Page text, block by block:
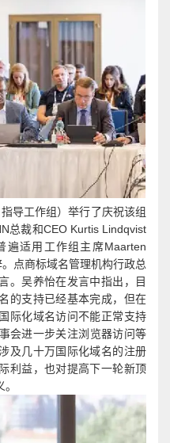
导工作组）举行了庆祝该组
总裁和CEO Kurtis Lindqvist
遍适用工作组主席Maarten
点商标域名管理机构行政总
。吴养怡在发言中指出，目
的支持已经基本完成，但在
际化域名访问不能正常支持
会进一步关注浏览器访问等
及几十万国际化域名的注册
利益，也对提高下一轮新顶